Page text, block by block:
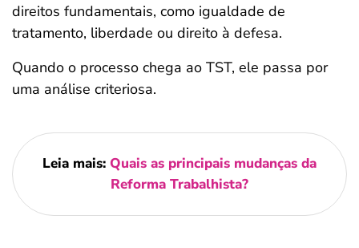
direitos fundamentais, como igualdade de
tratamento, liberdade ou direito à defesa.
Quando o processo chega ao TST, ele passa por
uma análise criteriosa.
Leia mais: Quais as principais mudanças da
Reforma Trabalhista?